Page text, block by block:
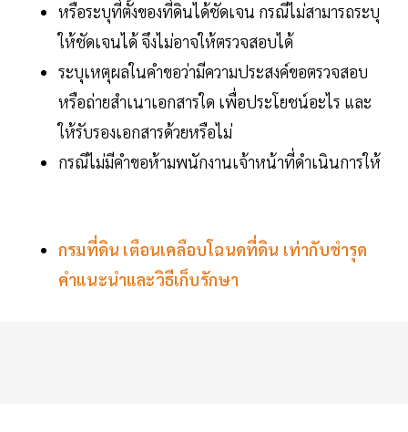
หรือระบุที่ตั้งของที่ดินได้ชัดเจน กรณีไม่สามารถระบุ
ให้ชัดเจนได้ จึงไม่อาจให้ตรวจสอบได้
ระบุเหตุผลในคำขอว่ามีความประสงค์ขอตรวจสอบ
หรือถ่ายสำเนาเอกสารใด เพื่อประโยชน์อะไร และ
ให้รับรองเอกสารด้วยหรือไม่
กรณีไม่มีคำขอห้ามพนักงานเจ้าหน้าที่ดำเนินการให้
กรมที่ดิน เตือนเคลือบโฉนดที่ดิน เท่ากับชำรุด
คำแนะนำและวิธีเก็บรักษา